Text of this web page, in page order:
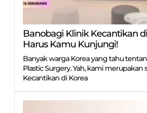
Banobagi Klinik Kecantikan
Harus Kamu Kunjungi!
Banyak warga Korea yang tahu
Plastic Surgery. Yah, kami merupakan
Kecantikan di Korea